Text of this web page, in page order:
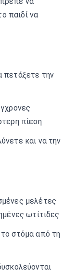
παιδί να
πετάξετε την
πίεση
και να την
μελέτες
ωτίτιδες
στόμα από τη